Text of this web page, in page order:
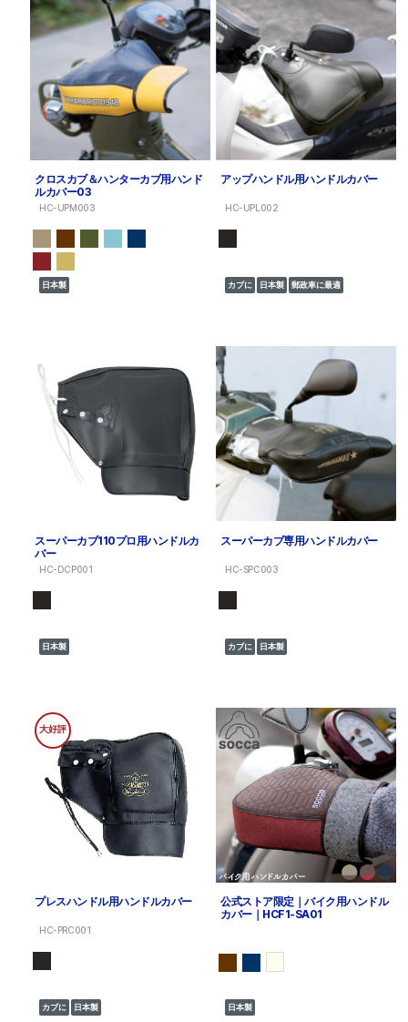
クロスカブ＆ハンターカブ用ハンド
ルカバー03
HC-UPM003
日本製
アップハンドル用ハンドルカバー
HC-UPL002
カブに 日本製 郵政車に最適
スーパーカブ110プロ用ハンドルカ
バー
HC-DCP001
日本製
スーパーカブ専用ハンドルカバー
HC-SPC003
カブに 日本製
大好評
プレスハンドル用ハンドルカバー
HC-PRC001
カブに 日本製
公式ストア限定｜バイク用ハンドル
カバー｜HCF1-SA01
日本製